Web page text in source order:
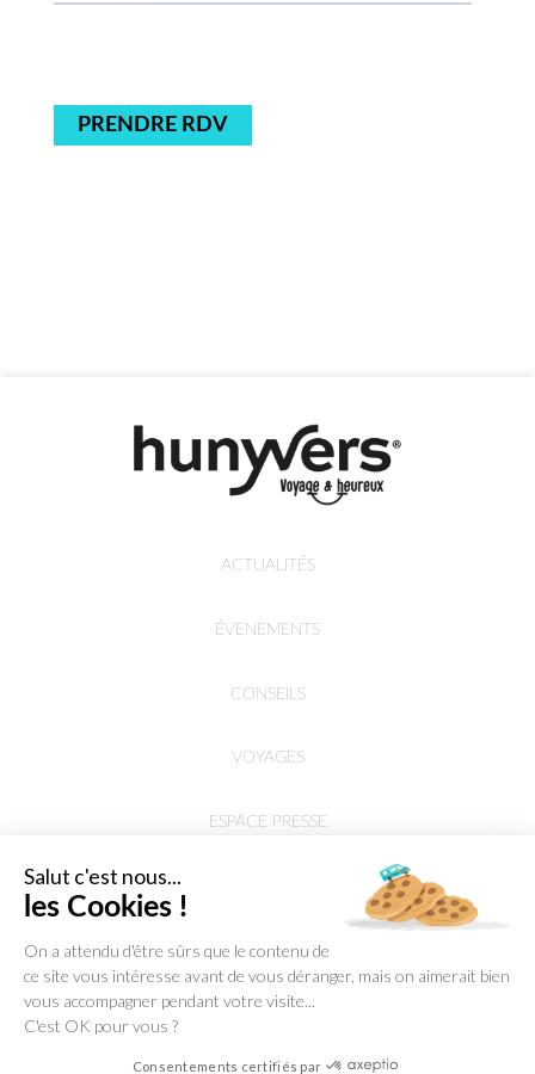
PRENDRE RDV
ACTUALITÉS
ÉVENEMENTS
CONSEILS
VOYAGES
ESPACE PRESSE
Salut c'est nous...
les Cookies !
On a attendu d'être sûrs que le contenu de
ce site vous intéresse avant de vous déranger, mais on aimerait bien
vous accompagner pendant votre visite...
C'est OK pour vous ?
Consentements certifiés par